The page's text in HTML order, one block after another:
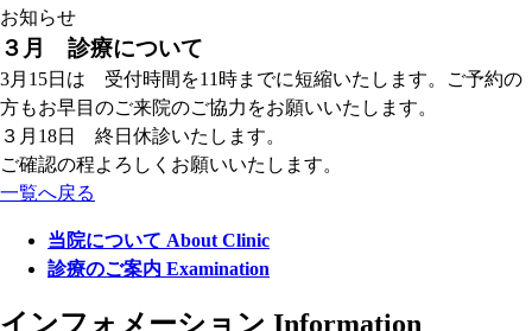
お知らせ
３月 診療について
3月15日は 受付時間を11時までに短縮いたします。ご予約の
方もお早目のご来院のご協力をお願いいたします。
３月18日 終日休診いたします。
ご確認の程よろしくお願いいたします。
一覧へ戻る
当院について About Clinic
診療のご案内 Examination
インフォメーション Information